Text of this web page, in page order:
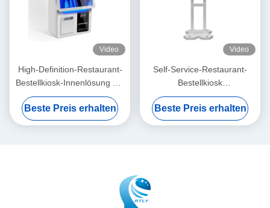
Video
High-Definition-Restaurant-
Bestellkiosk-Innenlösung mit
Auflösung 1920*1080P
Beste Preis erhalten
Video
Self-Service-Restaurant-
Bestellkiosk
Zahlungsautomat-Barcode-
Scanner
Beste Preis erhalten